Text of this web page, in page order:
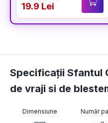
19.9 Lei
Specificații Sfantul
de vraji si de
Dimensiune Număr